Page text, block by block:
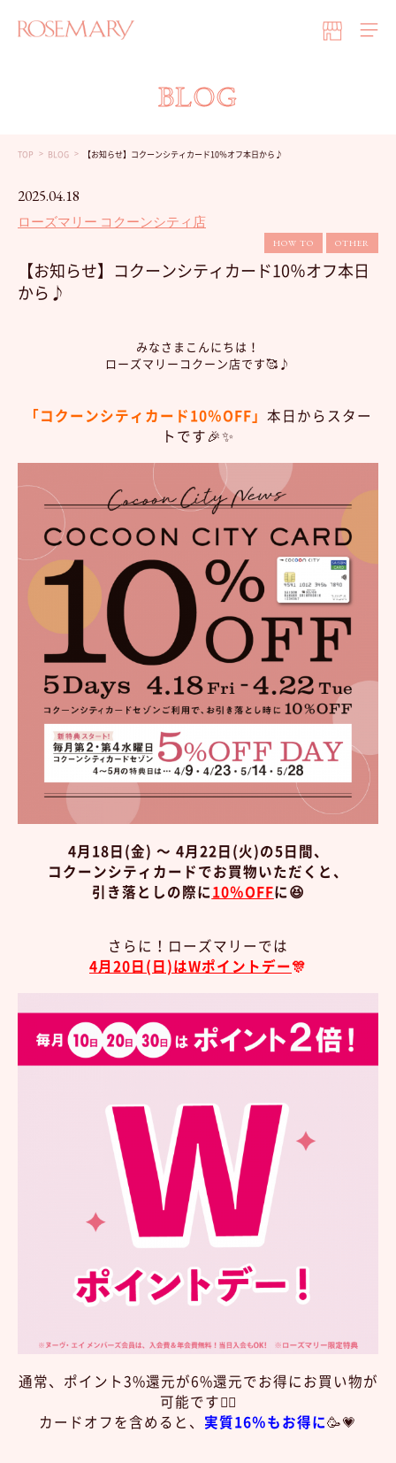
BLOG
TOP BLOG 【お知らせ】コクーンシティカード10％オフ本日から♪
2025.04.18
ローズマリー コクーンシティ店
HOW TO OTHER
【お知らせ】コクーンシティカード10％オフ本日
から♪
みなさまこんにちは！
ローズマリーコクーン店です🥰♪
「コクーンシティカード10％OFF」 本日からスター
トです🎉✨
4月18日(金) ～ 4月22日(火)の5日間、
コクーンシティカードでお買物いただくと、
引き落としの際に10％OFFに😆
さらに！ローズマリーでは
4月20日(日)はWポイントデー🎊
通常、ポイント3%還元が6%還元でお得にお買い物が
可能です❤️‍🔥
カードオフを含めると、 実質16％もお得に🥳💗